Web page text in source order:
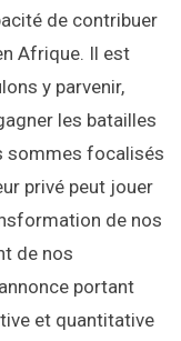
de contribuer
Afrique. Il est
y parvenir,
les batailles
sommes focalisés
privé peut jouer
de nos
de nos
portant
et quantitative